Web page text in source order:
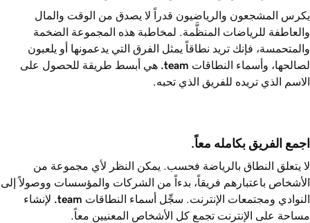
يكرس المشجعون والرياضيون قدراً لا يصدق من الوقت والمال
والعاطفة للرياضات المنظَّمة. لمخاطبة هذه المجموعة الضخمة
والمتحمسة، فإنك تريد نطاقاً يمثل الفرق التي يدعمونها أو يلعبون
لصالحها، وأسماء النطاقات .team هي أبسط طريقة للحصول على
الاسم الذي تريده للفريق الذي تحبه.
اجمع الفريق بكامله معاً.
لا يتعلق النطاق بالرياضة فحسب. يمكن النظر لأي مجموعة من
الأشخاص باعتبارهم فريقاً، بدءاً من الشركات والمؤسسات ووصولاً إلى
النوادي ومجتمعات الإنترنت. سجِّل أسماء النطاقات .team لإنشاء
مساحة على الإنترنت تجمع كل الأشخاص المعنيين معاً.